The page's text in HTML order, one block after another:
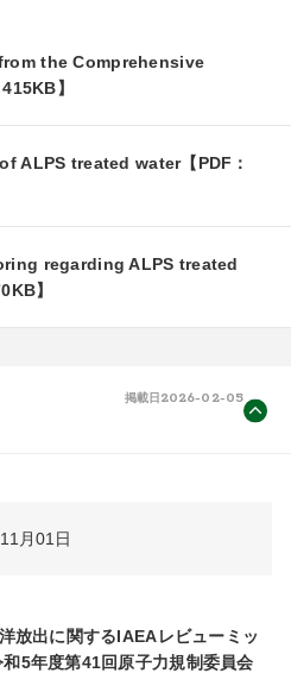
the Comprehensive
】
ALPS treated water【PDF：
regarding ALPS treated
】
掲載日 2026-02-05
月01日
放出に関するIAEAレビューミッ
5年度第41回原子力規制委員会